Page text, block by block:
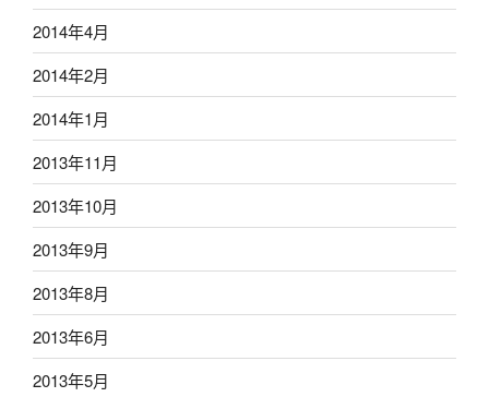
2014年4月
2014年2月
2014年1月
2013年11月
2013年10月
2013年9月
2013年8月
2013年6月
2013年5月